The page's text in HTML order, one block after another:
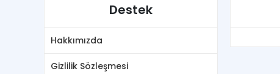
Destek
Hakkımızda
Gizlilik Sözleşmesi